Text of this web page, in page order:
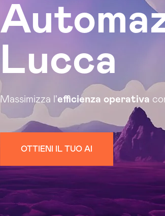
Lucca
Massimizza l'efficienza operativa
OTTIENI IL TUO AI